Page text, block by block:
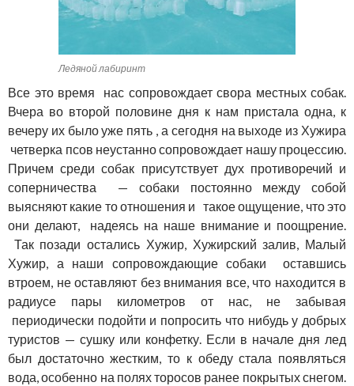
Ледяной лабиринт
Все это время нас сопровождает свора местных собак.
Вчера во второй половине дня к нам пристала одна, к
вечеру их было уже пять , а сегодня на выходе из Хужира
четверка псов неустанно сопровождает нашу процессию.
Причем среди собак присутствует дух противоречий и
соперничества — собаки постоянно между собой
выясняют какие то отношения и такое ощущение, что это
они делают, надеясь на наше внимание и поощрение.
Так позади остались Хужир, Хужирский залив, Малый
Хужир, а наши сопровождающие собаки оставшись
втроем, не оставляют без внимания все, что находится в
радиусе пары километров от нас, не забывая
периодически подойти и попросить что нибудь у добрых
туристов — сушку или конфетку. Если в начале дня лед
был достаточно жестким, то к обеду стала появляться
вода, особенно на полях торосов ранее покрытых снегом.